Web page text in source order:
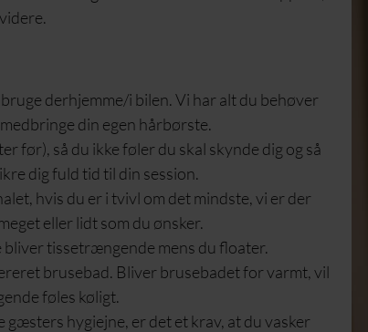
derhjemme/i bilen. Vi har alt du behøver
din egen hårbørste.
før), så du ikke føler du skal skynde dig og så
dig fuld tid til din session.
hvis du er i tvivl om det mindste, vi er der
eller lidt som du ønsker.
bliver tissetrængende mens du floater.
brusebad. Bliver brusebadet for varmt, vil
føles køligt.
gæsters hygiejne, er det et krav, at du vasker